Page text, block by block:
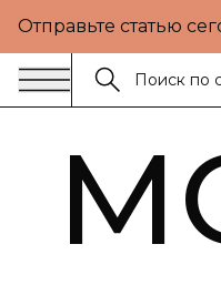
Отправьте статью